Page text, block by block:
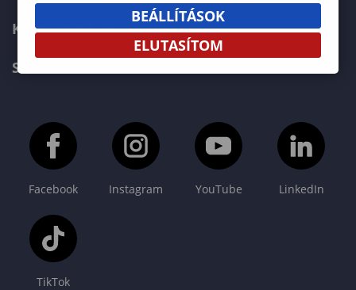
KAPCSOLAT
SOPRONI EGYETEM FŐOLDAL
Facebook Instagram YouTube LinkedIn
TikTok
BEÁLLÍTÁSOK
ELUTASÍTOM